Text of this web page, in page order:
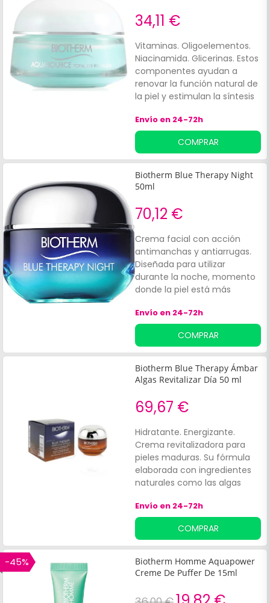
34,11 €
Vitaminas. Oligoelementos.
Niacinamida. Glicerinas. Estos
componentes ayudan a
renovar la función natural de
la piel y estimulan la síntesis
contiene:Cafeína.
Envío en 24-72h
COMPRAR
Biotherm Blue Therapy Night
50ml
70,12 €
Crema facial con acción
antimanchas y antiarrugas.
Diseñada para utilizar
durante la noche, momento
donde la piel está más
y repararse. Ayuda a
difuminar las manchas
oscuras. No contiene
parabenos.
Envío en 24-72h
COMPRAR
Biotherm Blue Therapy Ámbar
Algas Revitalizar Día 50 ml
69,67 €
Hidratante. Energizante.
Crema revitalizadora para
pieles maduras. Su fórmula
elaborada con ingredientes
naturales como las algas
contribuye con una
acción:Revitalizante.
Envío en 24-72h
COMPRAR
-45%
Biotherm Homme Aquapower
Creme De Puffer De 15ml